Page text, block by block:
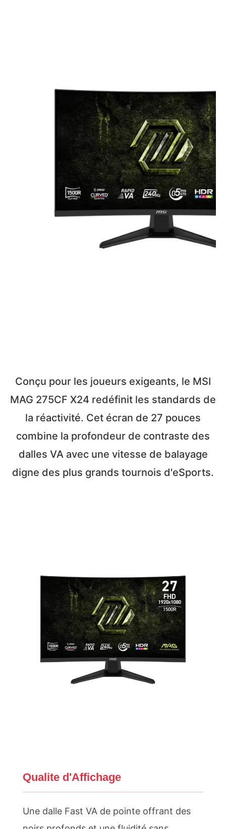
Conçu pour les joueurs exigeants, le MSI
MAG 275CF X24 redéfinit les standards de
la réactivité. Cet écran de 27 pouces
combine la profondeur de contraste des
dalles VA avec une vitesse de balayage
digne des plus grands tournois d'eSports.
Qualite d'Affichage
Une dalle Fast VA de pointe offrant des